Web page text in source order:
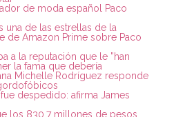
de moda español Paco
una de las estrellas de la
de Amazon Prime sobre Paco
a la reputación que le ”han
la fama que debería
Michelle Rodríguez responde
despedido: afirma James
los 830.7 millones de pesos